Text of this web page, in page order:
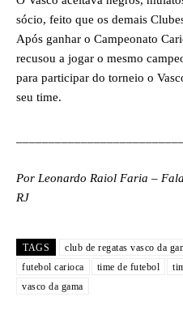
sócio, feito que os demais
Após ganhar o Campeonato
recusou a jogar o mesmo
para participar do torneio o
seu time.
Por Leonardo Raiol Faria –
RJ
TAGS club de regatas vasco da
futebol carioca
time de futebol
vasco da gama